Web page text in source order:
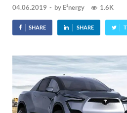
04.06.2019 - by E²nergy 1.6K
SHARE SHARE